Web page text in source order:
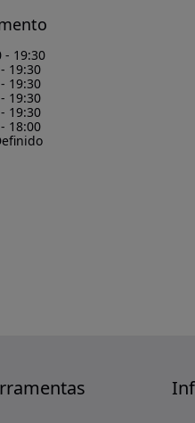
- 19:30
19:30
19:30
19:30
19:30
18:00